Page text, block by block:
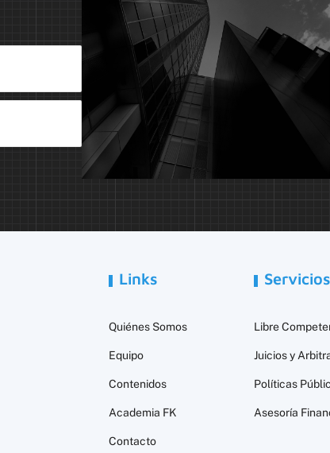
Links
Quiénes Somos
Equipo
Contenidos
Academia FK
Contacto
Servicios
Libre
Juicios y
Políticas
Asesoría